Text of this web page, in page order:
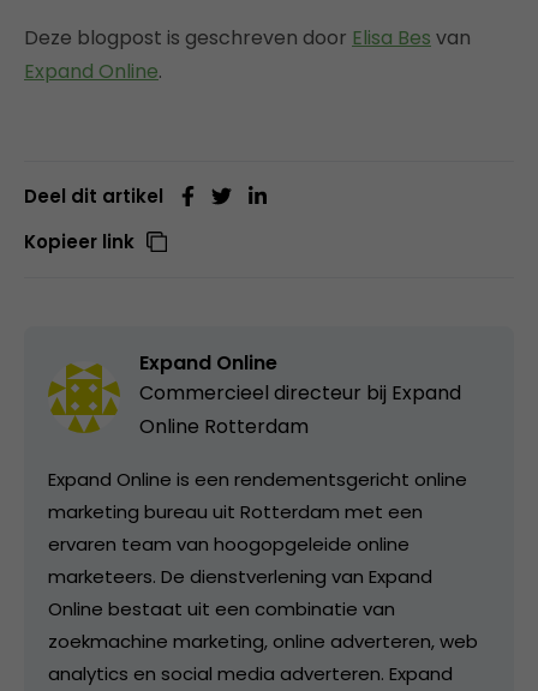
Deze blogpost is geschreven door Elisa Bes van
Expand Online.
Deel dit artikel
Kopieer link
Expand Online
Commercieel directeur bij Expand
Online Rotterdam
Expand Online is een rendementsgericht online
marketing bureau uit Rotterdam met een
ervaren team van hoogopgeleide online
marketeers. De dienstverlening van Expand
Online bestaat uit een combinatie van
zoekmachine marketing, online adverteren, web
analytics en social media adverteren. Expand